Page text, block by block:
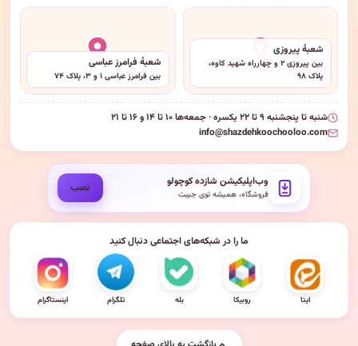
شعبهٔ پیروزی
بین پیروزی ۲ و چهارراه شهید کاوه،
پلاک ۹۸
شعبهٔ فرامرز عباسی
بین فرامرز عباسی ۱ و ۳، پلاک ۷۴
شنبه تا پنجشنبه ۹ تا ۲۲ یکسره · جمعه‌ها ۱۰ تا ۱۴ و ۱۶ تا ۲۱
info@shazdehkoochooloo.com
وب‌اپلیکیشن شازده کوچولو
فروشگاه، همیشه توی جیبت نصب
ما را در شبکه‌های اجتماعی دنبال کنید
ایتا روبیکا بله تلگرام اینستاگرام